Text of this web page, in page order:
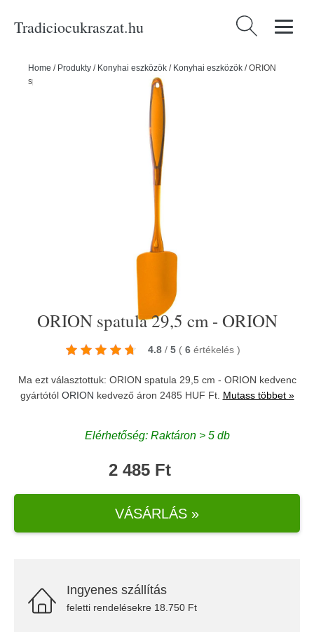
Tradiciocukraszat.hu Keresés:
Home / Produkty / Konyhai eszközök / Konyhai eszközök /ORION
spatula 29,5 cm - ORION
ORION spatula 29,5 cm - ORION
4.8 / 5 ( 6 értékelés )
Ma ezt választottuk: ORION spatula 29,5 cm - ORION kedvenc
gyártótól ORION kedvező áron 2485 HUF Ft. Mutass többet »
Elérhetőség: Raktáron > 5 db
2 485 Ft
VÁSÁRLÁS »
Ingyenes szállítás
feletti rendelésekre 18.750 Ft